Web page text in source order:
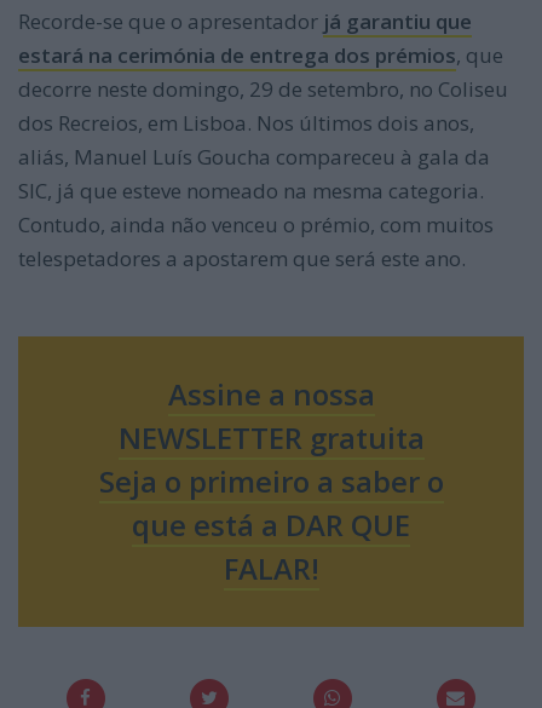
Recorde-se que o apresentador já garantiu que
estará na cerimónia de entrega dos prémios, que
decorre neste domingo, 29 de setembro, no Coliseu
dos Recreios, em Lisboa. Nos últimos dois anos,
aliás, Manuel Luís Goucha compareceu à gala da
SIC, já que esteve nomeado na mesma categoria.
Contudo, ainda não venceu o prémio, com muitos
telespetadores a apostarem que será este ano.
Assine a nossa
NEWSLETTER gratuita
Seja o primeiro a saber o
que está a DAR QUE
FALAR!